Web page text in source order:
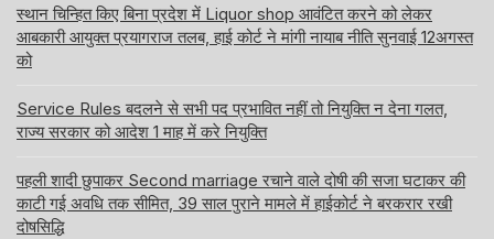
स्थान चिन्हित किए बिना प्रदेश में Liquor shop आवंटित करने को लेकर
आबकारी आयुक्त प्रयागराज तलब, हाई कोर्ट ने मांगी नायाब नीति सुनवाई 12अगस्त
को
Service Rules बदलने से सभी पद प्रभावित नहीं तो नियुक्ति न देना गलत,
राज्य सरकार को आदेश 1 माह में करे नियुक्ति
पहली शादी छुपाकर Second marriage रचाने वाले दोषी की सजा घटाकर की
काटी गई अवधि तक सीमित, 39 साल पुराने मामले में हाईकोर्ट ने बरकरार रखी
दोषसिद्धि